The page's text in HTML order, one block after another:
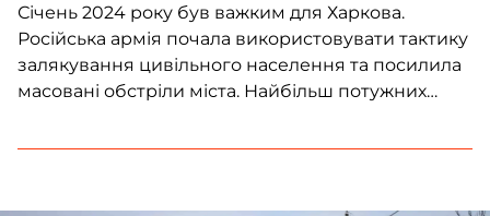
Січень 2024 року був важким для Харкова.
Російська армія почала використовувати тактику
залякування цивільного населення та посилила
масовані обстріли міста. Найбільш потужних